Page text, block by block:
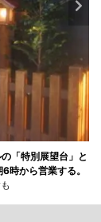
「特別展望台」と
時から営業する。